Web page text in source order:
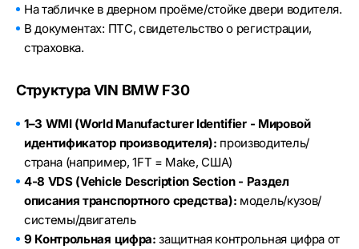
На табличке в дверном проёме/стойке двери водителя.
В документах: ПТС, свидетельство о регистрации,
страховка.
Структура VIN BMW F30
1–3 WMI (World Manufacturer Identifier - Мировой
идентификатор производителя): производитель/
страна (например, 1FT = Make, США)
4-8 VDS (Vehicle Description Section - Раздел
описания транспортного средства): модель/кузов/
системы/двигатель
9 Контрольная цифра: защитная контрольная цифра от